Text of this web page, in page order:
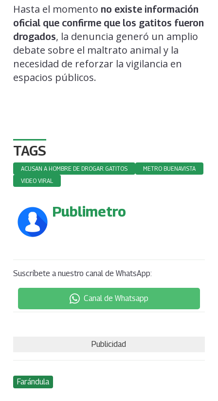
Hasta el momento no existe información
oficial que confirme que los gatitos fueron
drogados, la denuncia generó un amplio
debate sobre el maltrato animal y la
necesidad de reforzar la vigilancia en
espacios públicos.
TAGS
ACUSAN A HOMBRE DE DROGAR GATITOS
METRO BUENAVISTA
VIDEO VIRAL
Publimetro
Suscríbete a nuestro canal de WhatsApp:
Canal de Whatsapp
Publicidad
Farándula